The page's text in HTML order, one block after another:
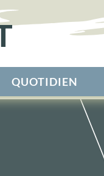
QUOTIDIEN